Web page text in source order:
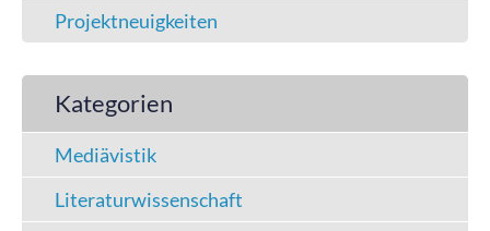
Projektneuigkeiten
Kategorien
Mediävistik
Literaturwissenschaft